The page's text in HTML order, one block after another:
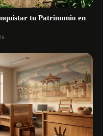
tu Patrimonio en